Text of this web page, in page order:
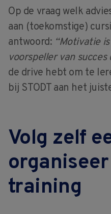
Op de vraag welk
aan (toekomstige)
antwoord: “Motivatie
voorspeller van
de drive hebt om te
bij STODT aan het
Volg zelf
training